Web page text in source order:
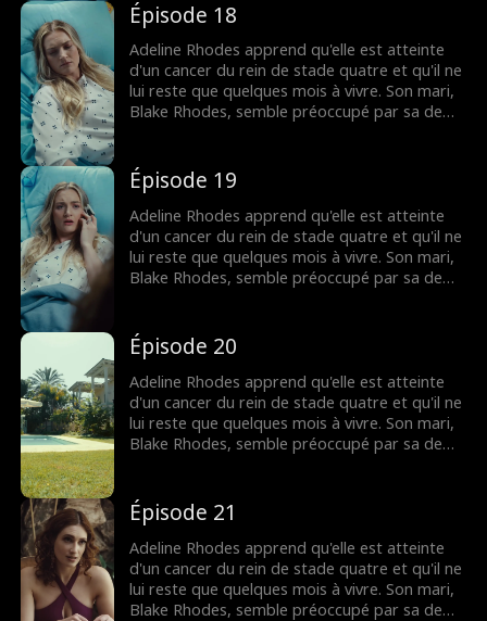
croqueuse de diamants calculatrice, et elle
pense qu'il ne l'a jamais aimée. Tout change
lorsque Blake apprend qu'Adeline est
mourante, mais il est peut-être trop tard
pour lui dire que c'est elle qu'il a aimée
pendant tout ce temps.
Épisode 18
Adeline Rhodes apprend qu'elle est atteinte
d'un cancer du rein de stade quatre et qu'il ne
lui reste que quelques mois à vivre. Son mari,
Blake Rhodes, semble préoccupé par sa demi-
croqueuse de diamants calculatrice, et elle
pense qu'il ne l'a jamais aimée. Tout change
lorsque Blake apprend qu'Adeline est
mourante, mais il est peut-être trop tard
pour lui dire que c'est elle qu'il a aimée
pendant tout ce temps.
Épisode 19
Adeline Rhodes apprend qu'elle est atteinte
d'un cancer du rein de stade quatre et qu'il ne
lui reste que quelques mois à vivre. Son mari,
Blake Rhodes, semble préoccupé par sa demi-
croqueuse de diamants calculatrice, et elle
pense qu'il ne l'a jamais aimée. Tout change
lorsque Blake apprend qu'Adeline est
mourante, mais il est peut-être trop tard
pour lui dire que c'est elle qu'il a aimée
pendant tout ce temps.
Épisode 20
Adeline Rhodes apprend qu'elle est atteinte
d'un cancer du rein de stade quatre et qu'il ne
lui reste que quelques mois à vivre. Son mari,
Blake Rhodes, semble préoccupé par sa demi-
croqueuse de diamants calculatrice, et elle
pense qu'il ne l'a jamais aimée. Tout change
lorsque Blake apprend qu'Adeline est
mourante, mais il est peut-être trop tard
pour lui dire que c'est elle qu'il a aimée
pendant tout ce temps.
Épisode 21
Adeline Rhodes apprend qu'elle est atteinte
d'un cancer du rein de stade quatre et qu'il ne
lui reste que quelques mois à vivre. Son mari,
Blake Rhodes, semble préoccupé par sa demi-